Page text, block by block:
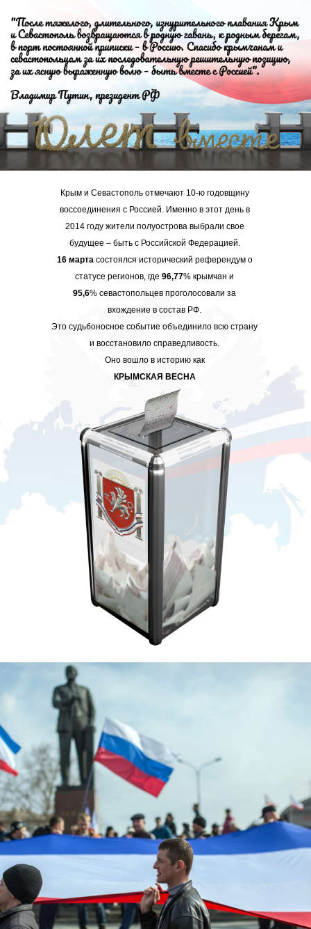
Крым и Севастополь отмечают 10-ю годовщину
воссоединения с Россией. Именно в этот день в
2014 году жители полуострова выбрали свое
будущее – быть с Российской Федерацией.
16 мартасостоялся исторический референдум о
статусе регионов, где 96,77% крымчан и
95,6% севастопольцев проголосовали за
вхождение в состав РФ.
Это судьбоносное событие объединило всю страну
и восстановило справедливость.
Оно вошло в историю как
КРЫМСКАЯ ВЕСНА
ТОЧКА НЕВОЗВРАТА ДЛЯ КРЫМА
Подавляющее большинство крымчан хотели снова
стать частью России все годы после развала
Советского Союза.
20 января 1991 года
состоялся первый в истории
СССР референдум по вопросу воссоздания
Крымской Автономной Советской Социалистической
Республики как субъекта СССР и участника
Союзного договора.
% жителей полуострова.
Это был первый шаг на пути в Россию.